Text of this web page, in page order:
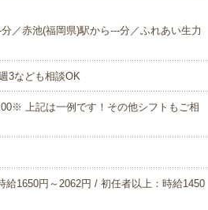
／赤池(福岡県)駅から---分／ふれあい生力
3なども相談OK
上記は一例です！その他シフトもご相
1650円～2062円 / 初任者以上：時給1450